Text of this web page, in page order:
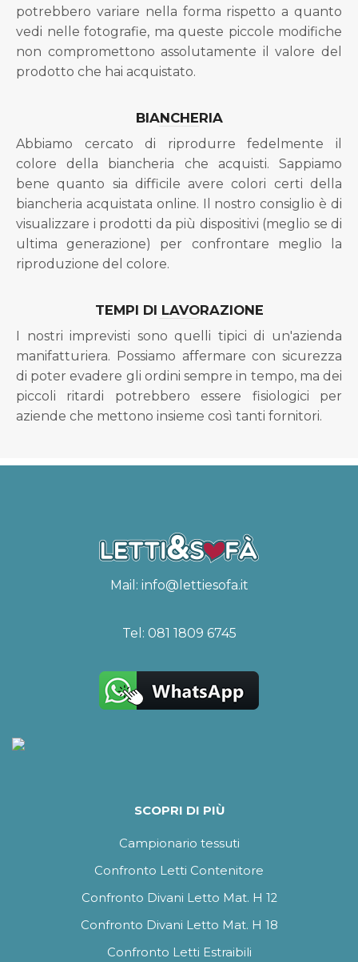
potrebbero variare nella forma rispetto a quanto
vedi nelle fotografie, ma queste piccole modifiche
non compromettono assolutamente il valore del
prodotto che hai acquistato.
BIANCHERIA
Abbiamo cercato di riprodurre fedelmente il
colore della biancheria che acquisti. Sappiamo
bene quanto sia difficile avere colori certi della
biancheria acquistata online. Il nostro consiglio è di
visualizzare i prodotti da più dispositivi (meglio se di
ultima generazione) per confrontare meglio la
riproduzione del colore.
TEMPI DI LAVORAZIONE
I nostri imprevisti sono quelli tipici di un'azienda
manifatturiera. Possiamo affermare con sicurezza
di poter evadere gli ordini sempre in tempo, ma dei
piccoli ritardi potrebbero essere fisiologici per
aziende che mettono insieme così tanti fornitori.
Mail: info@lettiesofa.it
Tel: 081 1809 6745
SCOPRI DI PIÙ
Campionario tessuti
Confronto Letti Contenitore
Confronto Divani Letto Mat. H 12
Confronto Divani Letto Mat. H 18
Confronto Letti Estraibili